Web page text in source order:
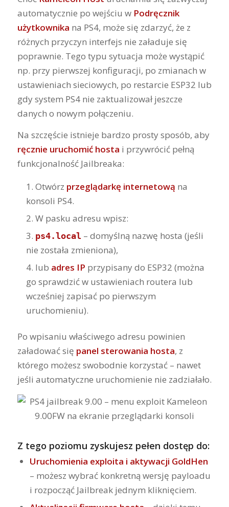
automatycznie po wejściu w Podręcznik
użytkownika na PS4, może się zdarzyć, że z
różnych przyczyn interfejs nie załaduje się
poprawnie. Tego typu sytuacja może wystąpić
np. przy pierwszej konfiguracji, po zmianach w
ustawieniach sieciowych, po restarcie ESP32 lub
gdy system PS4 nie zaktualizował jeszcze
danych o nowym połączeniu.
Na szczęście istnieje bardzo prosty sposób, aby
ręcznie uruchomić hosta i przywrócić pełną
funkcjonalność Jailbreaka:
Otwórz przeglądarkę internetową na
konsoli PS4.
W pasku adresu wpisz:
ps4.local – domyślną nazwę hosta (jeśli
nie została zmieniona),
lub adres IP przypisany do ESP32 (można
go sprawdzić w ustawieniach routera lub
wcześniej zapisać po pierwszym
uruchomieniu).
Po wpisaniu właściwego adresu powinien
załadować się panel sterowania hosta, z
którego możesz swobodnie korzystać – nawet
jeśli automatyczne uruchomienie nie zadziałało.
Z tego poziomu zyskujesz pełen dostęp do:
Uruchomienia exploita i aktywacji GoldHen
– możesz wybrać konkretną wersję payloadu
i rozpocząć Jailbreak jednym kliknięciem.